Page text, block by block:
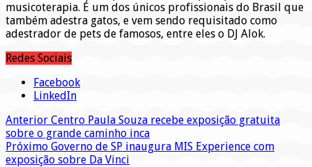
musicoterapia. É um dos únicos profissionais do Brasil que
também adestra gatos, e vem sendo requisitado como
adestrador de pets de famosos, entre eles o DJ Alok.
Redes Sociais
Facebook
LinkedIn
Anterior Centro Paula Souza recebe exposição gratuita
sobre o grande caminho inca
Próximo Governo de SP inaugura MIS Experience com
exposição sobre Da Vinci